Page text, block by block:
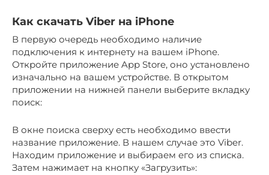
Как скачать Viber на iPhone
В первую очередь необходимо наличие
подключения к интернету на вашем iPhone.
Откройте приложение App Store, оно установлено
изначально на вашем устройстве. В открытом
приложении на нижней панели выберите вкладку
поиск:
В окне поиска сверху есть необходимо ввести
название приложение. В нашем случае это Viber.
Находим приложение и выбираем его из списка.
Затем нажимает на кнопку «Загрузить»: